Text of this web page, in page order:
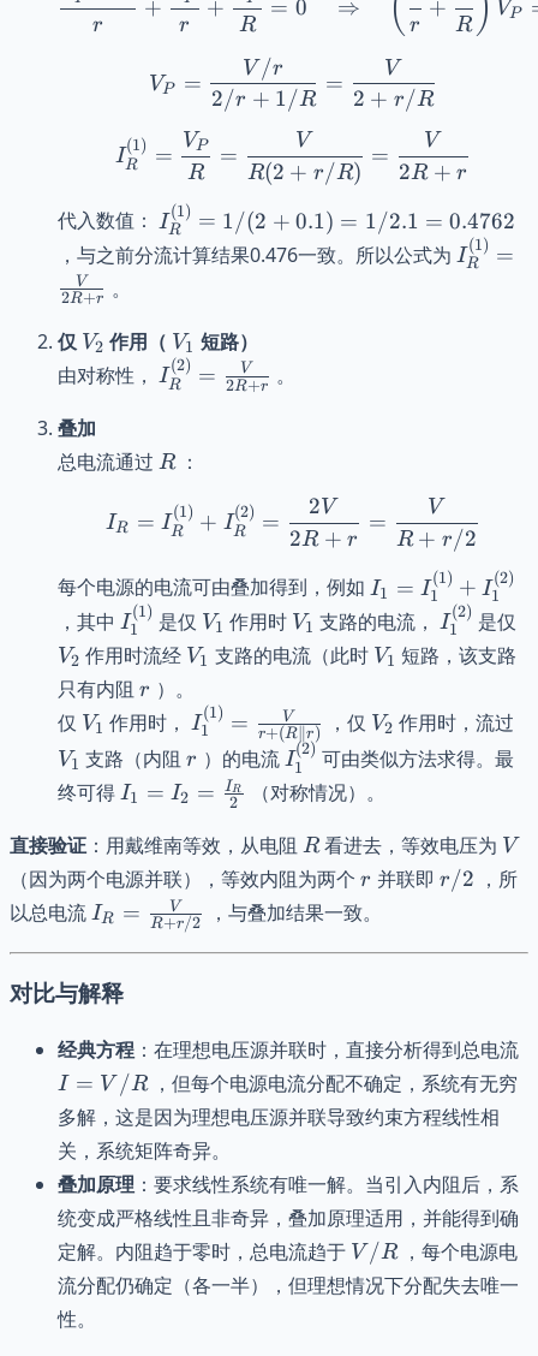
r}{r(R+r)
\cdot
\frac{r}
{R+r}
r
+
r
+
R
= 0 ⇒
r
+
R
VP
V_P = \frac{V/r}{2/
VP =
2/r + 1/R
V /r
=
2 + r/R
V
I^{(1)}_R =
IR
(1) =
R
VP =
R(2 + r/R)
V
=
2R + r
V
代入数值：
I^{(1)}_R =
1/(2+0.1)=1/2.1=0.4762
IR
(1) = 1/(2 + 0.1) = 1/2.1 = 0.4762
，与之前分流计算结果0.476一致。所以公式为 IR
(1) =
2R+r
V
。
仅 V_2
V2 作用（ V_1
V1 短路）
由对称性，
I^{(2)}_R
{2R + r}
IR
(2) = 2R+r
V
。
叠加
总电流通过 R
R：
I_R = I^{(1)}_R +
IR = IR
(1) + IR
(2) =
2R + r
2V
=
R + r/2
V
每个电源的电流可由叠加得到，例如 I_1 =
I_1^{(1)}
+
I_1^{(2)}
I1 = I1
(1) + I1
(2)
，其中 I_1^{(1)}
I1
(1) 是仅 V_1
V1 作用时 V_1
V1 支路的电流，I_1^{(2)}
I1
(2) 是仅
V2 作用时流经 V_1
V1 支路的电流（此时 V_1
V1 短路，该支路
只有内阻 r
r ）。
仅 V_1
V1 作用时，I_1^{(1)}
=
\frac{V}
{r + (R
r)}
I1
(1) = r+(R ∥r)
V ，仅 V_2
V2 作用时，流过
V1 支路（内阻r
r ）的电流 I_1^{(2)}
I1
(2) 可由类似方法求得。最
终可得 I_1 = I_2
\frac{I_R}
{2}
I1 = I2 = 2
IR
（对称情况）。
直接验证：用戴维南等效，从电阻 R
R看进去，等效电压为 V
V
（因为两个电源并联），等效内阻为两个 r
r 并联即 r/2
r/2 ，所
以总电流 I_R =
\frac{V}
r/2}
IR = R+r/2
V ，与叠加结果一致。
对比与解释
经典方程 ：在理想电压源并联时，直接分析得到总电流
I = V /R，但每个电源电流分配不确定，系统有无穷
多解，这是因为理想电压源并联导致约束方程线性相
关，系统矩阵奇异。
叠加原理 ：要求线性系统有唯一解。当引入内阻后，系
统变成严格线性且非奇异，叠加原理适用，并能得到确
定解。内阻趋于零时，总电流趋于 V/R
V /R，每个电源电
流分配仍确定（各一半），但理想情况下分配失去唯一
性。